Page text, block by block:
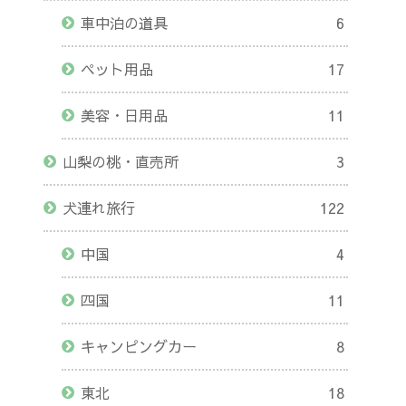
車中泊の道具 6
ペット用品 17
美容・日用品 11
山梨の桃・直売所 3
犬連れ旅行 122
中国 4
四国 11
キャンピングカー 8
東北 18